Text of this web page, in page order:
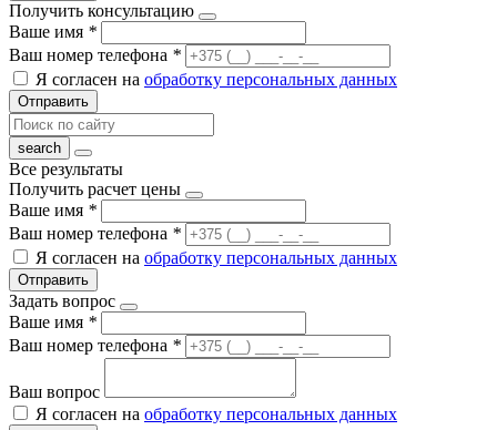
Получить консультацию
Ваше имя *
Ваш номер телефона *
Я согласен на обработку персональных данных
Отправить
Все результаты
Получить расчет цены
Ваше имя *
Ваш номер телефона *
Я согласен на обработку персональных данных
Отправить
Задать вопрос
Ваше имя *
Ваш номер телефона *
Ваш вопрос
Я согласен на обработку персональных данных